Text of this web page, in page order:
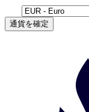
通貨を確定